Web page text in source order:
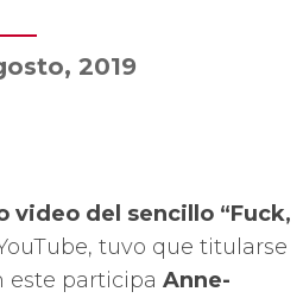
2019
video del sencillo “Fuck,
tuvo que titularse
este participa Anne-